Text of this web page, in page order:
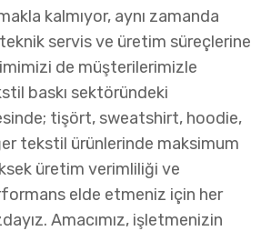
kalmıyor, aynı zamanda
servis ve üretim süreçlerine
de müşterilerimizle
baskı sektöründeki
tişört, sweatshirt, hoodie,
tekstil ürünlerinde maksimum
üretim verimliliği ve
elde etmeniz için her
Amacımız, işletmenizin